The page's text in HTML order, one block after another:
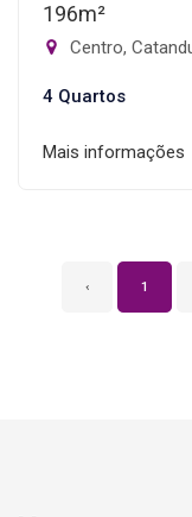
196m²
Centro,
4 Quartos
Mais informações
‹ 1